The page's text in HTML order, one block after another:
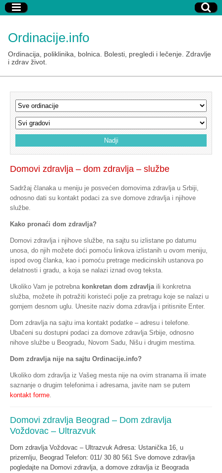
Ordinacije.info
Ordinacija, poliklinika, bolnica. Bolesti, pregledi i lečenje. Zdravlje
i zdrav život.
Domovi zdravlja – dom zdravlja – službe
Sadržaj članaka u meniju je posvećen domovima zdravlja u Srbiji,
odnosno dati su kontakt podaci za sve domove zdravlja i njihove
službe.
Kako pronaći dom zdravlja?
Domovi zdravlja i njihove službe, na sajtu su izlistane po datumu
unosa, do njih možete doći pomoću linkova izlistanih u ovom meniju,
ispod ovog članka, kao i pomoću pretrage medicinskih ustanova po
delatnosti i gradu, a koja se nalazi iznad ovog teksta.
Ukoliko Vam je potrebna konkretan dom zdravljaili konkretna
služba, možete ih potražiti koristeći polje za pretragu koje se nalazi u
gornjem desnom uglu. Unesite naziv doma zdravlja i pritisnite Enter.
Dom zdravlja na sajtu ima kontakt podatke – adresu i telefone.
Ubačeni su dostupni podaci za domove zdravlja Srbije, odnosno
nihove službe u Beogradu, Novom Sadu, Nišu i drugim mestima.
Dom zdravlja nije na sajtu Ordinacije.info?
Ukoliko dom zdravlja iz Vašeg mesta nije na ovim stranama ili imate
saznanje o drugim telefonima i adresama, javite nam se putem
kontakt forme.
Domovi zdravlja Beograd – Dom zdravlja
Voždovac – Ultrazvuk
Dom zdravlja Voždovac – Ultrazvuk Adresa: Ustanička 16, u
prizemlju, Beograd Telefon: 011/ 30 80 561 Sve domove zdravlja
pogledajte na Domovi zdravlja, a domove zdravlja iz Beograda